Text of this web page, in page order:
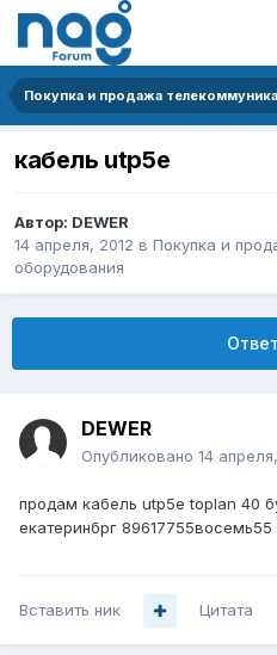
кабель utp5e
Автор: DEWER
14 апреля, 2012 в Покупка и
оборудования
DEWER
Опубликовано 14
продам кабель utp5e toplan 40
екатеринбрг 89617755восемь55
Вставить ник Цитата